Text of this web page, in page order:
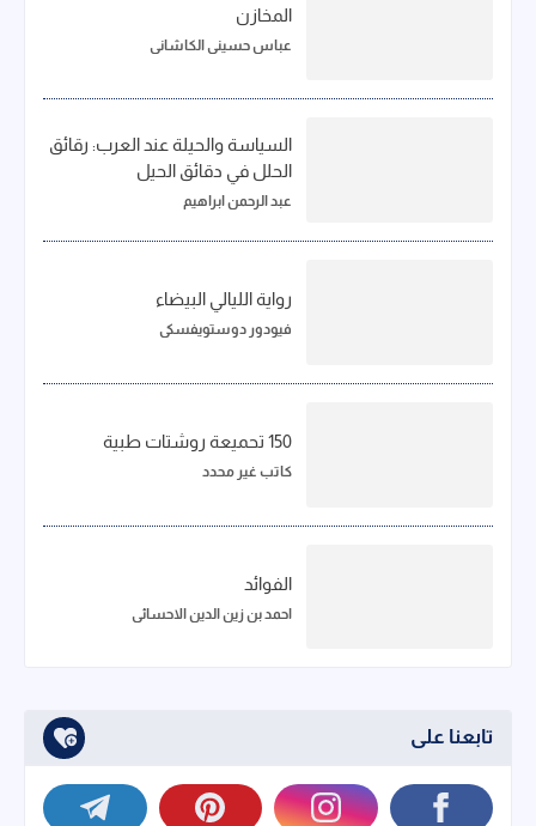
المخازن
عباس حسيني الكاشاني
السياسة والحيلة عند العرب: رقائق
الحلل في دقائق الحيل
عبد الرحمن ابراهيم
رواية الليالي البيضاء
فيودور دوستويفسكي
150 تحميعة روشتات طبية
كاتب غير محدد
الفوائد
احمد بن زين الدين الاحسائي
تابعنا على